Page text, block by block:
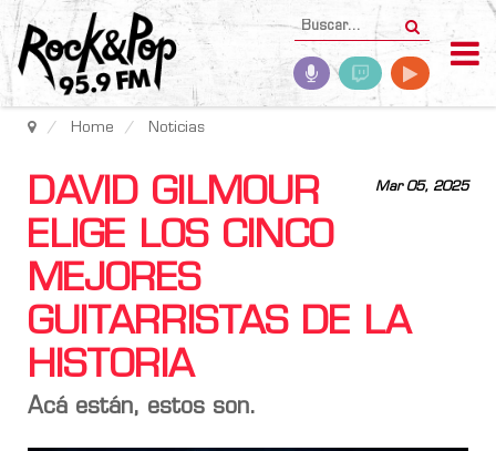
Home Noticias
Mar 05, 2025
DAVID GILMOUR
ELIGE LOS CINCO
MEJORES
GUITARRISTAS DE LA
HISTORIA
Acá están, estos son.